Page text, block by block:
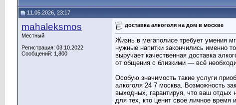
11.05.2026, 23:17
mahaleksmos
Местный
Регистрация: 03.10.2022
Сообщений: 1,800
доставка алкоголя на дом в москве
Жизнь в мегаполисе требует умения
нужные напитки закончились именно
выручает качественная доставка
от общения с близкими — всё
Особую значимость такие услуги
алкоголя 24 7 москва. Возможность
выходных, гарантируя, что ваш отдых
для тех, кто ценит свое личное